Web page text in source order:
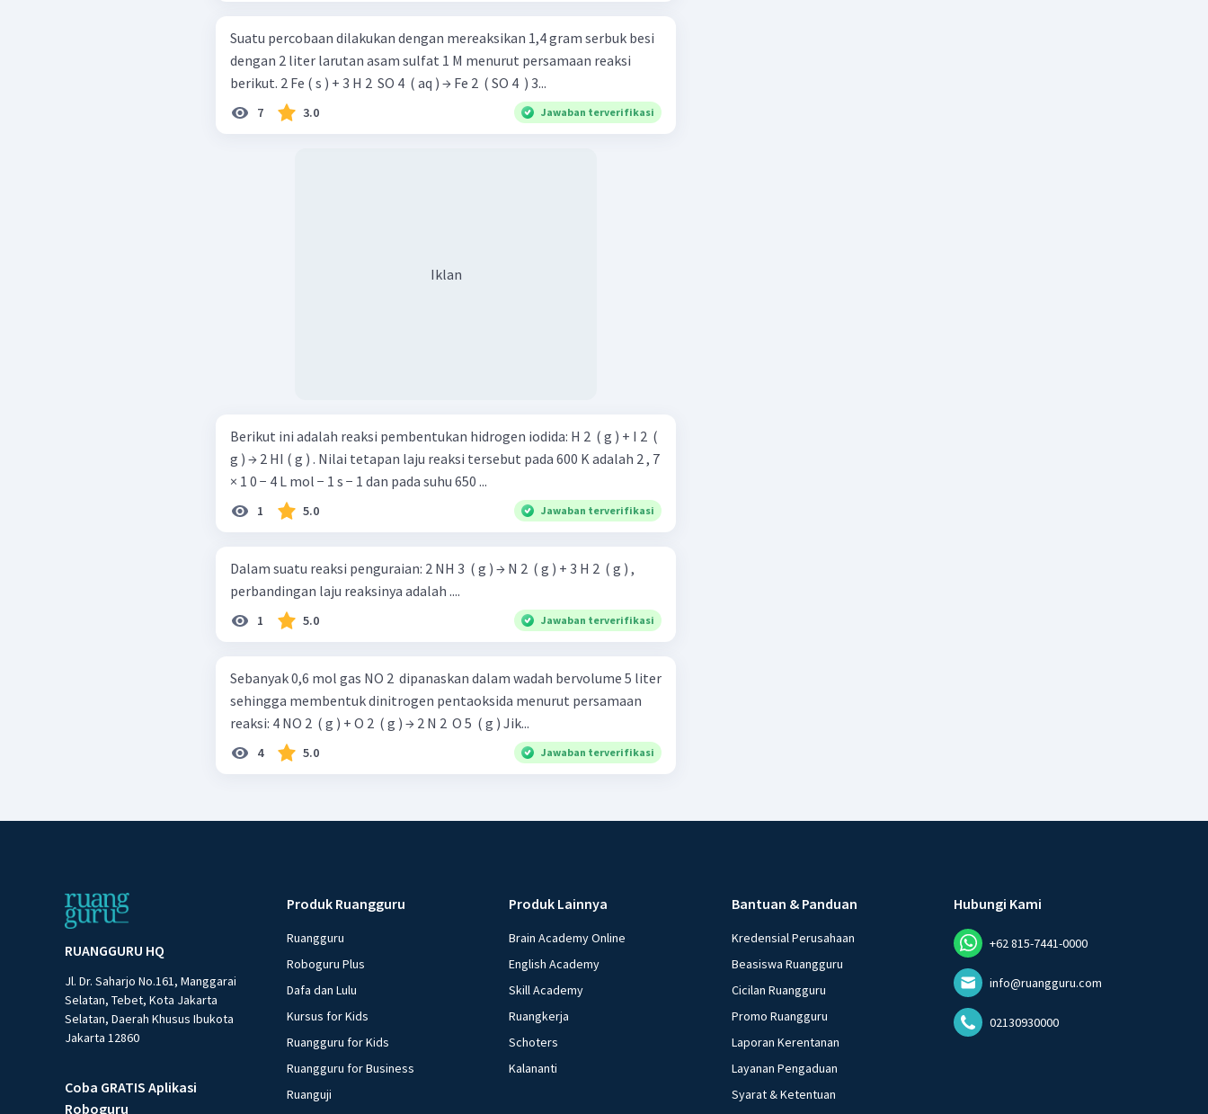
Suatu percobaan dilakukan dengan mereaksikan 1,4 gram serbuk besi
dengan 2 liter larutan asam sulfat 1 M menurut persamaan reaksi
berikut. 2 Fe ( s ) + 3 H 2 ​ SO 4 ​ ( aq ) → Fe 2 ​ ( SO 4 ​ ) 3...
7 3.0 Jawaban terverifikasi
Iklan
Berikut ini adalah reaksi pembentukan hidrogen iodida: H 2 ​ ( g ) + I 2 ​ (
g ) → 2 HI ( g ) . Nilai tetapan laju reaksi tersebut pada 600 K adalah 2 , 7
× 1 0 − 4 L mol − 1 s − 1 dan pada suhu 650 ...
1 5.0 Jawaban terverifikasi
Dalam suatu reaksi penguraian: 2 NH 3 ​ ( g ) → N 2 ​ ( g ) + 3 H 2 ​ ( g ) ,
perbandingan laju reaksinya adalah ....
1 5.0 Jawaban terverifikasi
Sebanyak 0,6 mol gas NO 2 ​ dipanaskan dalam wadah bervolume 5 liter
sehingga membentuk dinitrogen pentaoksida menurut persamaan
reaksi: 4 NO 2 ​ ( g ) + O 2 ​ ( g ) → 2 N 2 ​ O 5 ​ ( g ) Jik...
4 5.0 Jawaban terverifikasi
RUANGGURU HQ
Jl. Dr. Saharjo No.161, Manggarai
Selatan, Tebet, Kota Jakarta
Selatan, Daerah Khusus Ibukota
Jakarta 12860
Coba GRATIS Aplikasi
Roboguru
Produk Ruangguru
Ruangguru
Roboguru Plus
Dafa dan Lulu
Kursus for Kids
Ruangguru for Kids
Ruangguru for Business
Ruanguji
Produk Lainnya
Brain Academy Online
English Academy
Skill Academy
Ruangkerja
Schoters
Kalananti
Bantuan & Panduan
Kredensial Perusahaan
Beasiswa Ruangguru
Cicilan Ruangguru
Promo Ruangguru
Laporan Kerentanan
Layanan Pengaduan
Syarat & Ketentuan
Hubungi Kami
+62 815-7441-0000
info@ruangguru.com
02130930000